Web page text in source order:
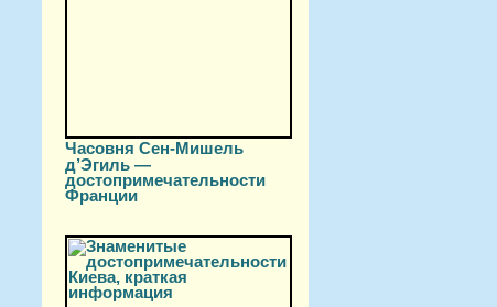
Часовня Сен-Мишель
д’Эгиль —
достопримечательности
Франции